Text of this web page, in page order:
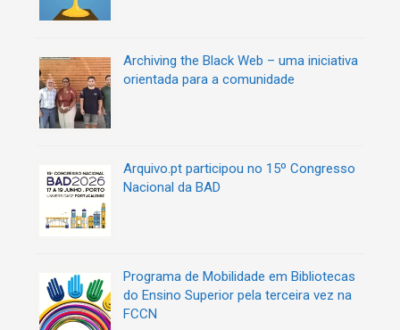
Archiving the Black Web – uma iniciativa
orientada para a comunidade
Arquivo.pt participou no 15º Congresso
Nacional da BAD
Programa de Mobilidade em Bibliotecas
do Ensino Superior pela terceira vez na
FCCN